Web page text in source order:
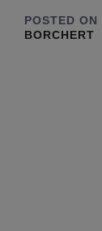
POSTED ON
BORCHERT